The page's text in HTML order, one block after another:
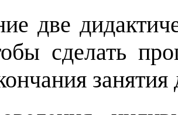
две
сделать